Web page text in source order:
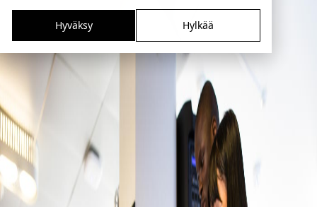
Hyväksy Hylkää